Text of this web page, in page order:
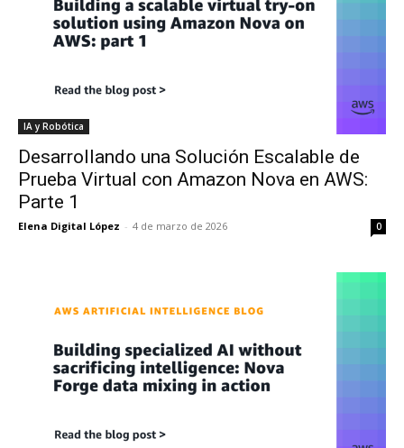
IA y Robótica
Desarrollando una Solución Escalable de
Prueba Virtual con Amazon Nova en AWS:
Parte 1
Elena Digital López - 4 de marzo de 2026 0